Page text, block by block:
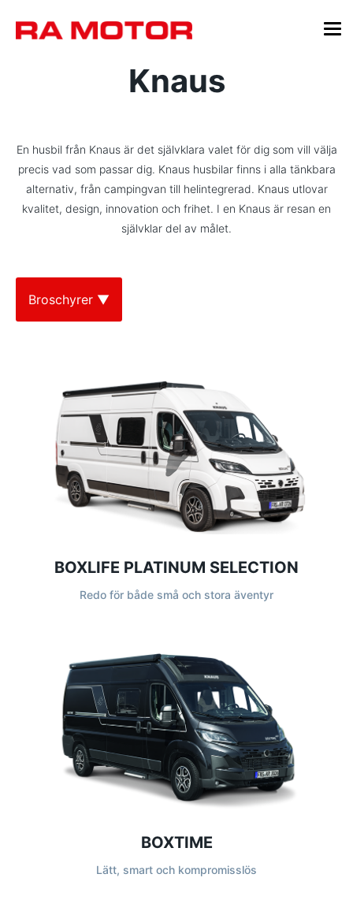
Knaus
En husbil från Knaus är det självklara valet för dig som vill välja
precis vad som passar dig. Knaus husbilar finns i alla tänkbara
alternativ, från campingvan till helintegrerad. Knaus utlovar
kvalitet, design, innovation och frihet. I en Knaus är resan en
självklar del av målet.
Broschyrer ▼
BOXLIFE PLATINUM SELECTION
Redo för både små och stora äventyr
BOXTIME
Lätt, smart och kompromisslös